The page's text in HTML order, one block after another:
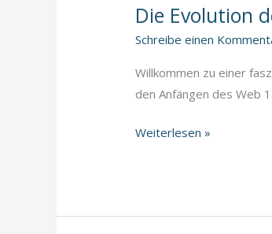
Die Evolution
Schreibe einen
Willkommen zu einer
den Anfängen des Web
Die
Von
Weiterlesen »